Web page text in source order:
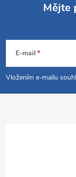
p
a
Mějte
E-mail
Vložením e-mailu